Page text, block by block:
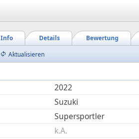
Bewertung
Details
Info
Aktualisieren
2022
Suzuki
Supersportler
k.A.